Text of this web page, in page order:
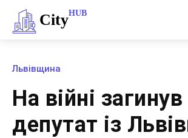
CityHUB
Львівщина
На війні загинув
депутат із